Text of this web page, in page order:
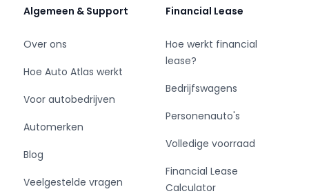
Algemeen & Support
Over ons
Hoe Auto Atlas werkt
Voor autobedrijven
Automerken
Blog
Veelgestelde vragen
Financial Lease
Hoe werkt financial
lease?
Bedrijfswagens
Personenauto's
Volledige voorraad
Financial Lease
Calculator